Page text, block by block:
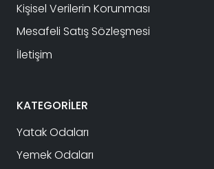
Kişisel Verilerin Korunması
Mesafeli Satış Sözleşmesi
İletişim
KATEGORİLER
Yatak Odaları
Yemek Odaları